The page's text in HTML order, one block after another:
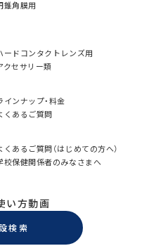
錐角膜用
ードコンタクトレンズ用
クセサリー類
インナップ・料金
くあるご質問
くあるご質問（はじめての方へ）
校保健関係者のみなさまへ
い方動画
検索